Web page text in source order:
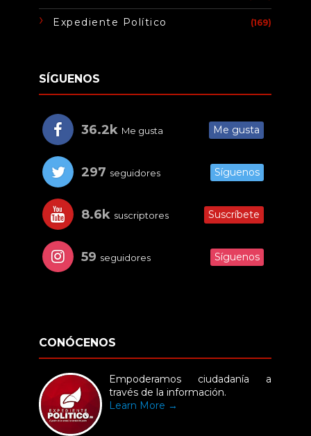
Expediente Político (169)
SÍGUENOS
36.2k Me gusta Me gusta
297 seguidores Síguenos
8.6k suscriptores Suscríbete
59 seguidores Síguenos
CONÓCENOS
Empoderamos ciudadanía a
través de la información.
Learn More →